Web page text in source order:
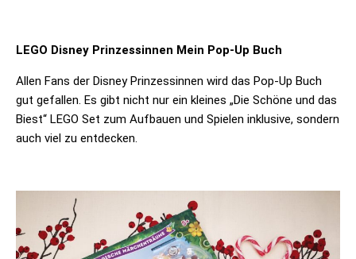
LEGO Disney Prinzessinnen Mein Pop-Up Buch
Allen Fans der Disney Prinzessinnen wird das Pop-Up Buch
gut gefallen. Es gibt nicht nur ein kleines „Die Schöne und das
Biest“ LEGO Set zum Aufbauen und Spielen inklusive, sondern
auch viel zu entdecken.